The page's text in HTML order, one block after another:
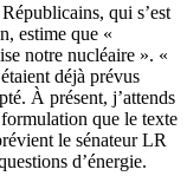
qui s’est
estime que «
notre nucléaire ». «
déjà prévus
À présent, j’attends
que le texte
le sénateur LR
d’énergie.